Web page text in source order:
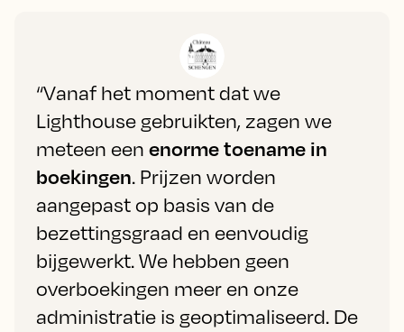
“Vanaf het moment dat we
Lighthouse gebruikten, zagen we
meteen een enorme toename in
boekingen. Prijzen worden
aangepast op basis van de
bezettingsgraad en eenvoudig
bijgewerkt. We hebben geen
overboekingen meer en onze
administratie is geoptimaliseerd. De